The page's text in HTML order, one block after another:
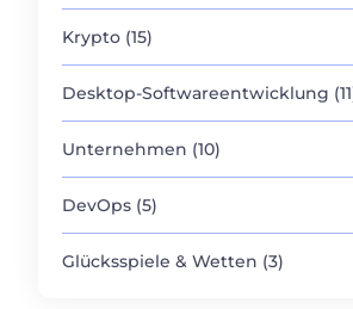
Krypto (15)
Desktop-Softwareentwicklung
Unternehmen (10)
DevOps (5)
Glücksspiele & Wetten (3)